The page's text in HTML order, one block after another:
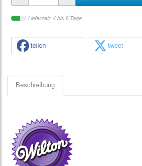
Lieferzeit: 4 bis 6 Tage
teilen tweet
Beschreibung